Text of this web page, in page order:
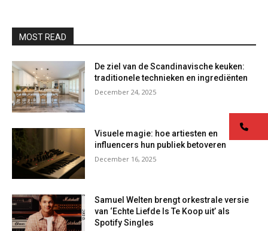
MOST READ
De ziel van de Scandinavische keuken:
traditionele technieken en ingrediënten
December 24, 2025
Visuele magie: hoe artiesten en
influencers hun publiek betoveren
December 16, 2025
Samuel Welten brengt orkestrale versie
van ‘Echte Liefde Is Te Koop uit’ als
Spotify Singles